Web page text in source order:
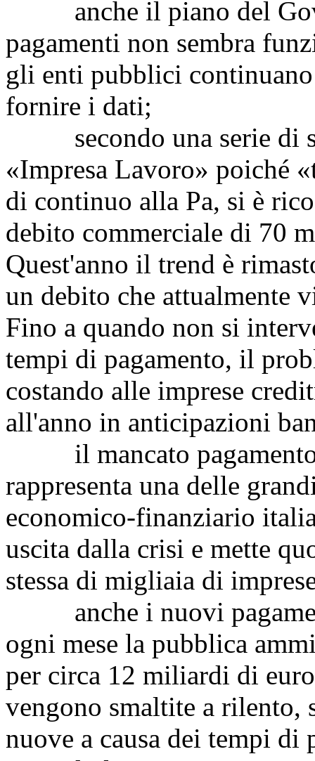
anche il piano del
pagamenti non sembra
gli enti pubblici
fornire i dati;
secondo una serie di
«Impresa Lavoro» poiché
di continuo alla Pa, si è
debito commerciale di 70
Quest'anno il trend è
un debito che attualmente
Fino a quando non si
tempi di pagamento, il
costando alle imprese
all'anno in anticipazioni
il mancato pagamento
rappresenta una delle
economico-finanziario
uscita dalla crisi e mette
stessa di migliaia di
anche i nuovi
ogni mese la pubblica
per circa 12 miliardi di
vengono smaltite a rilento,
nuove a causa dei tempi di